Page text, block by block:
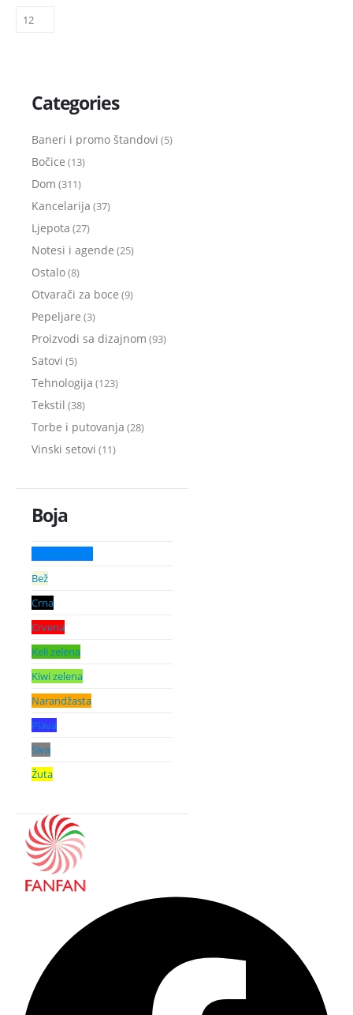
Categories
Baneri i promo štandovi (5)
Bočice (13)
Dom (311)
Kancelarija (37)
Ljepota (27)
Notesi i agende (25)
Ostalo(8)
Otvarači za boce (9)
Pepeljare (3)
Proizvodi sa dizajnom (93)
Satovi (5)
Tehnologija (123)
Tekstil (38)
Torbe i putovanja (28)
Vinski setovi (11)
Boja
Azurno plava
Bež
Crna
Crvena
Keli zelena
Kiwi zelena
Narandžasta
Plava
Siva
Žuta